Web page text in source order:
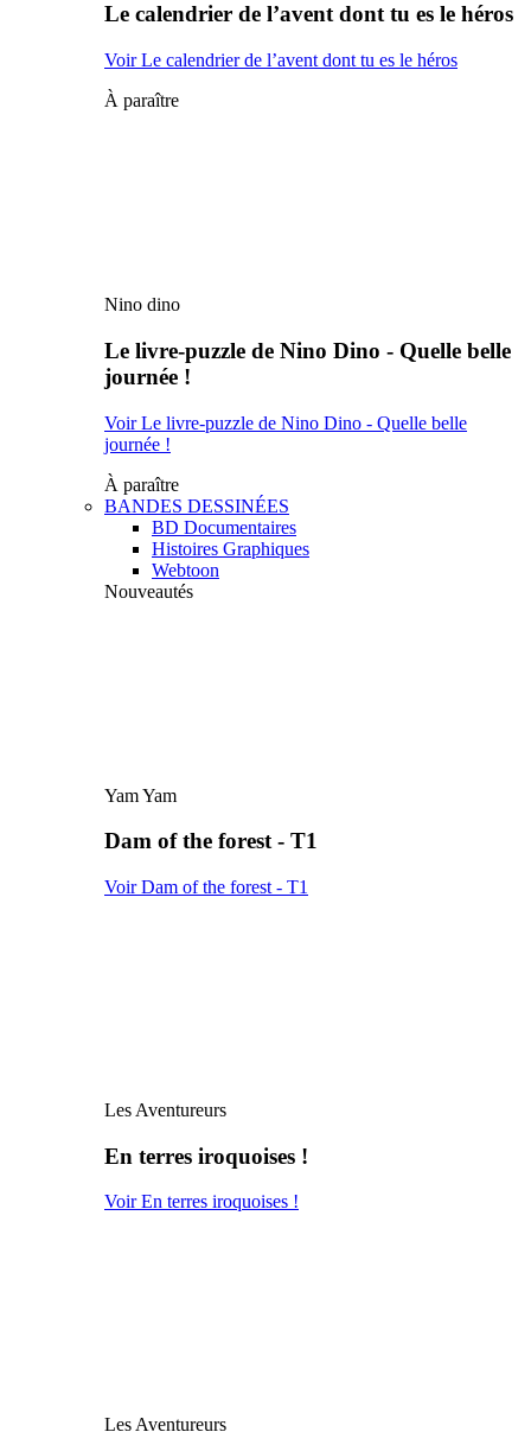
Le calendrier de l’avent dont tu es le héros
Voir Le calendrier de l’avent dont tu es le héros
À paraître
Nino dino
Le livre-puzzle de Nino Dino - Quelle belle
journée !
Voir Le livre-puzzle de Nino Dino - Quelle belle
journée !
À paraître
BANDES DESSINÉES
BD Documentaires
Histoires Graphiques
Webtoon
Nouveautés
Yam Yam
Dam of the forest - T1
Voir Dam of the forest - T1
Les Aventureurs
En terres iroquoises !
Voir En terres iroquoises !
Les Aventureurs